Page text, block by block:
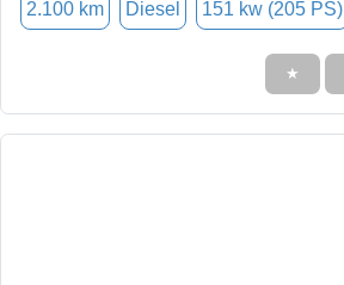
2.100 km Diesel 151 kw (205 PS)
★